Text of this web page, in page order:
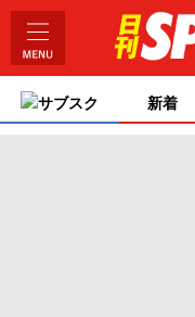
サブスク 新着